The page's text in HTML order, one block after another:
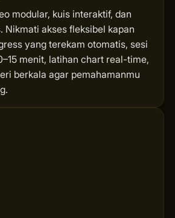
modular, kuis interaktif, dan
Nikmati akses fleksibel kapan
yang terekam otomatis, sesi
menit, latihan chart real-time,
berkala agar pemahamanmu